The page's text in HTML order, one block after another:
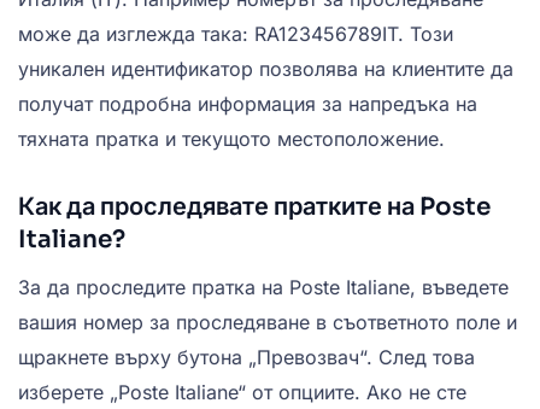
може да изглежда така: RA123456789IT. Този
уникален идентификатор позволява на клиентите да
получат подробна информация за напредъка на
тяхната пратка и текущото местоположение.
Как да проследявате пратките на Poste
Italiane?
За да проследите пратка на Poste Italiane, въведете
вашия номер за проследяване в съответното поле и
щракнете върху бутона „Превозвач“. След това
изберете „Poste Italiane“ от опциите. Ако не сте